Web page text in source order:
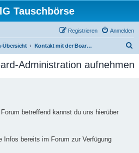
Tauschbörse
Anmelden
Registrieren
Übersicht Kontakt mit der Board-Administration aufnehmen
c
Administration aufnehmen
betreffend kannst du uns hierüber
Infos bereits im Forum zur Verfügung